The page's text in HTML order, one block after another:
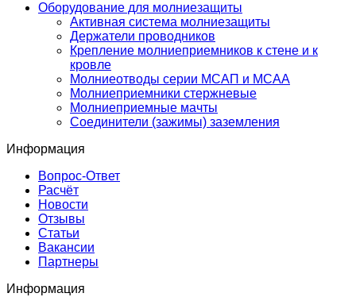
Оборудование для молниезащиты
Активная система молниезащиты
Держатели проводников
Крепление молниеприемников к стене и к
кровле
Молниеотводы серии МСАП и МСАА
Молниеприемники стержневые
Молниеприемные мачты
Соединители (зажимы) заземления
Информация
Вопрос-Ответ
Расчёт
Новости
Отзывы
Статьи
Вакансии
Партнеры
Информация